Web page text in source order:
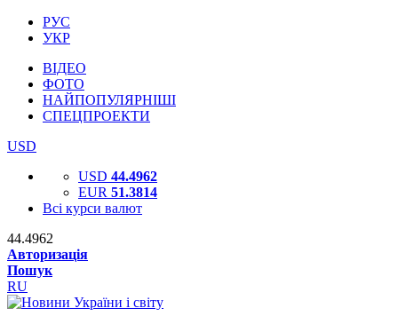
РУС
УКР
ВІДЕО
ФОТО
НАЙПОПУЛЯРНІШІ
СПЕЦПРОЕКТИ
USD
USD 44.4962
EUR 51.3814
Всі курси валют
44.4962
Авторизація
Пошук
RU